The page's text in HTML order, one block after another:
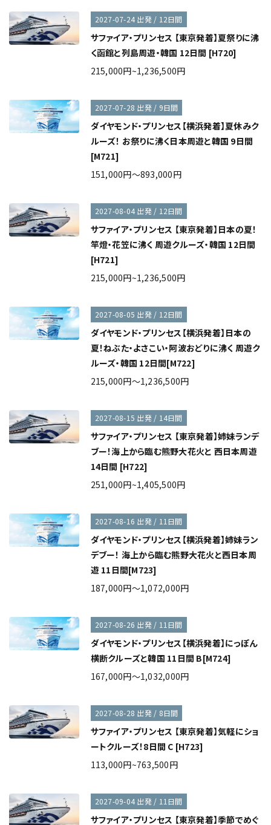
2027-07-24 出発 / 12日間
サファイア・プリンセス 【東京発着】夏祭りに沸
く函館と列島周遊・韓国 12日間 [H720]
215,000円~1,236,500円
2027-07-28 出発 / 9日間
ダイヤモンド・プリンセス【横浜発着】夏休みク
ルーズ！ お祭りに沸く日本周遊と韓国 9日間
[M721]
151,000円～893,000円
2027-08-04 出発 / 12日間
サファイア・プリンセス 【東京発着】日本の夏！
竿燈・花笠に沸く 周遊クルーズ・韓国 12日間
[H721]
215,000円~1,236,500円
2027-08-05 出発 / 12日間
ダイヤモンド・プリンセス【横浜発着】日本の
夏！ねぶた・よさこい・阿波おどりに沸く 周遊ク
ルーズ・韓国 12日間[M722]
215,000円～1,236,500円
2027-08-15 出発 / 14日間
サファイア・プリンセス 【東京発着】姉妹ランデ
ブー！海上から臨む熊野大花火と 西日本周遊
14日間 [H722]
251,000円~1,405,500円
2027-08-16 出発 / 11日間
ダイヤモンド・プリンセス【横浜発着】姉妹ラン
デブー！ 海上から臨む熊野大花火と西日本周
遊 11日間[M723]
187,000円～1,072,000円
2027-08-26 出発 / 11日間
ダイヤモンド・プリンセス【横浜発着】にっぽん
横断クルーズと韓国 11日間 B[M724]
167,000円～1,032,000円
2027-08-28 出発 / 8日間
サファイア・プリンセス 【東京発着】気軽にショ
ートクルーズ！8日間 C [H723]
113,000円~763,500円
2027-09-04 出発 / 11日間
サファイア・プリンセス 【東京発着】季節でめぐ